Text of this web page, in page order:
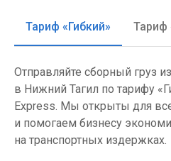
Тариф «Гибкий» Тариф
Отправляйте сборный груз
в Нижний Тагил по тарифу
Express. Мы открыты для
и помогаем бизнесу
на транспортных издержках.